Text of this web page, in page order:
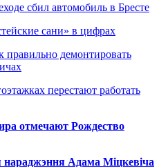
сбил автомобиль в Бресте
сани» в цифрах
правильно демонтировать
перестают работать
отмечают Рождество
нараджэння Адама Міцкевіча